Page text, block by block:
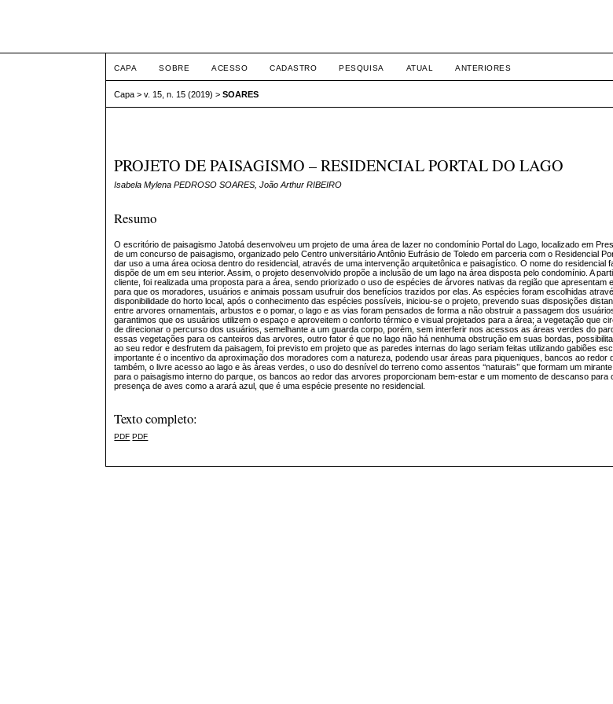
CAPA SOBRE ACESSO CADASTRO PESQUISA ATUAL ANTERIORES
Capa >v. 15, n. 15 (2019) >SOARES
PROJETO DE PAISAGISMO – RESIDENCIAL PORTAL DO LAGO
Isabela Mylena PEDROSO SOARES, João Arthur RIBEIRO
Resumo
O escritório de paisagismo Jatobá desenvolveu um projeto de uma área de lazer no condomínio Portal do Lago, localizado em
de um concurso de paisagismo, organizado pelo Centro universitário Antônio Eufrásio de Toledo em parceria com o Residencial
dar uso a uma área ociosa dentro do residencial, através de uma intervenção arquitetônica e paisagístico. O nome do residencial
dispõe de um em seu interior. Assim, o projeto desenvolvido propõe a inclusão de um lago na área disposta pelo condomínio. A
cliente, foi realizada uma proposta para a área, sendo priorizado o uso de espécies de árvores nativas da região que apresentam
para que os moradores, usuários e animais possam usufruir dos benefícios trazidos por elas. As espécies foram escolhidas
disponibilidade do horto local, após o conhecimento das espécies possíveis, iniciou-se o projeto, prevendo suas disposições
entre arvores ornamentais, arbustos e o pomar, o lago e as vias foram pensados de forma a não obstruir a passagem dos
garantimos que os usuários utilizem o espaço e aproveitem o conforto térmico e visual projetados para a área; a vegetação que
de direcionar o percurso dos usuários, semelhante a um guarda corpo, porém, sem interferir nos acessos as áreas verdes do
essas vegetações para os canteiros das arvores, outro fator é que no lago não há nenhuma obstrução em suas bordas,
ao seu redor e desfrutem da paisagem, foi previsto em projeto que as paredes internas do lago seriam feitas utilizando gabiões
importante é o incentivo da aproximação dos moradores com a natureza, podendo usar áreas para piqueniques, bancos ao redor
também, o livre acesso ao lago e às áreas verdes, o uso do desnível do terreno como assentos ‘‘naturais’’ que formam um
para o paisagismo interno do parque, os bancos ao redor das arvores proporcionam bem-estar e um momento de descanso para
presença de aves como a arará azul, que é uma espécie presente no residencial.
Texto completo:
PDF PDF